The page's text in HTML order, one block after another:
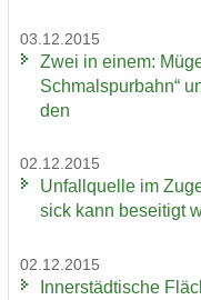
03.12.2015
Zwei in einem:
Schmal­spur­bahn“
den
02.12.2015
Un­fall­quel­le im
sick kann be­sei­tigt
02.12.2015
In­ner­städ­ti­sche